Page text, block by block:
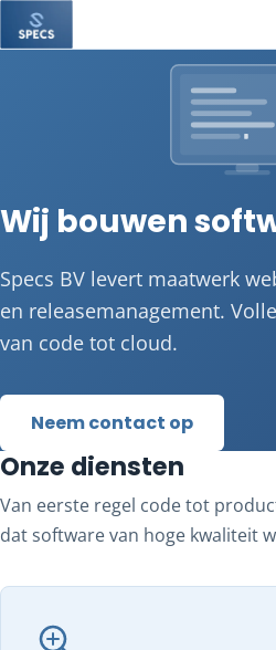
Wij bouwen
Specs BV levert maatwerk
en releasemanagement.
van code tot cloud.
Neem contact op
Onze diensten
Van eerste regel code tot
dat software van hoge kwaliteit